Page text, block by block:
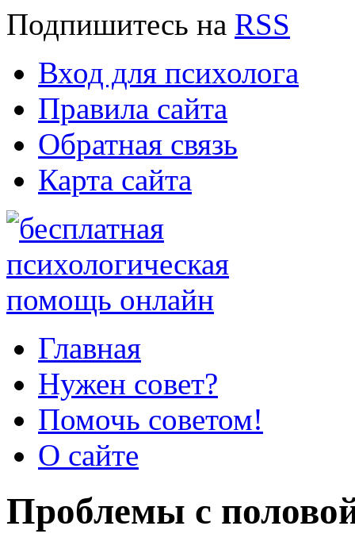
Подпишитесь на RSS
Вход для психолога
Правила сайта
Обратная связь
Карта сайта
Главная
Нужен совет?
Помочь советом!
О сайте
Проблемы с